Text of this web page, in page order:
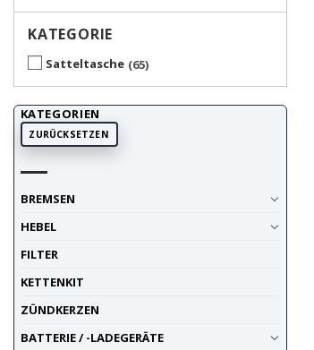
KATEGORIE
Satteltasche 65
KATEGORIEN
ZURÜCKSETZEN
BREMSEN
HEBEL
FILTER
KETTENKIT
ZÜNDKERZEN
BATTERIE / -LADEGERÄTE